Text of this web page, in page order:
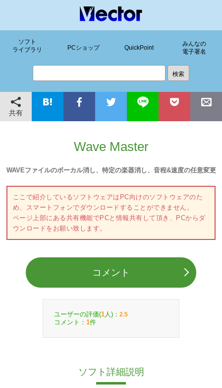
ソフト
ライブラリ
PCショップ QuickPoint
みんなの
電子署名
共有
Wave Master
WAVEファイルのボーカル消し、特定の楽器消し、音程&速度の任意変更
ここで紹介しているソフトウェアはPC向けのソフトウェアのた
め、スマートフォンでダウンロードすることができません。
ページ上部にある共有機能でPCと情報共有して頂き、PCからダ
ウンロードをお願い致します。
コメント
ユーザーの評価(1 人)： 2.5
コメント： 1件
ソフト詳細説明